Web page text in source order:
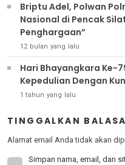
Briptu Adel, Polwan
Nasional di Pencak Silat “Kapolda Jawa Timur
Penghargaan”
12 bulan yang lalu
Hari Bhayangkara Ke-
Kepedulian Dengan
1 tahun yang lalu
TINGGALKAN
Alamat email Anda tidak akan
Simpan nama, email, dan